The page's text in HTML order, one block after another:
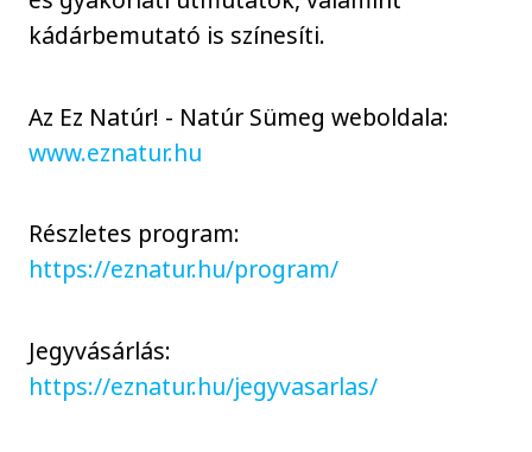
kádárbemutató is színesíti.
Az Ez Natúr! - Natúr Sümeg weboldala:
www.eznatur.hu
Részletes program:
https://eznatur.hu/program/
Jegyvásárlás:
https://eznatur.hu/jegyvasarlas/